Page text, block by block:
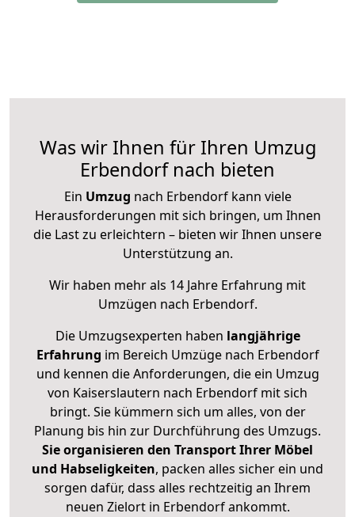
Was wir Ihnen für Ihren Umzug
Erbendorf nach bieten
Ein Umzug nach Erbendorf kann viele
Herausforderungen mit sich bringen, um Ihnen
die Last zu erleichtern – bieten wir Ihnen unsere
Unterstützung an.
Wir haben mehr als 14 Jahre Erfahrung mit
Umzügen nach Erbendorf.
Die Umzugsexperten haben langjährige
Erfahrung im Bereich Umzüge nach Erbendorf
und kennen die Anforderungen, die ein Umzug
von Kaiserslautern nach Erbendorf mit sich
bringt. Sie kümmern sich um alles, von der
Planung bis hin zur Durchführung des Umzugs.
Sie organisieren den Transport Ihrer Möbel
und Habseligkeiten, packen alles sicher ein und
sorgen dafür, dass alles rechtzeitig an Ihrem
neuen Zielort in Erbendorf ankommt.